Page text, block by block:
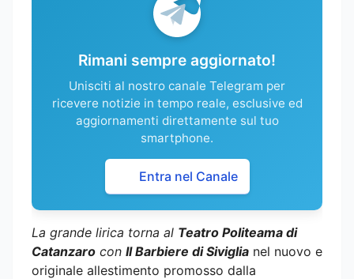
Rimani sempre aggiornato!
Unisciti al nostro canale Telegram per
ricevere notizie in tempo reale, esclusive ed
aggiornamenti direttamente sul tuo
smartphone.
Entra nel Canale
La grande lirica torna al Teatro Politeama di
Catanzaro con Il Barbiere di Siviglia nel nuovo e
originale allestimento promosso dalla